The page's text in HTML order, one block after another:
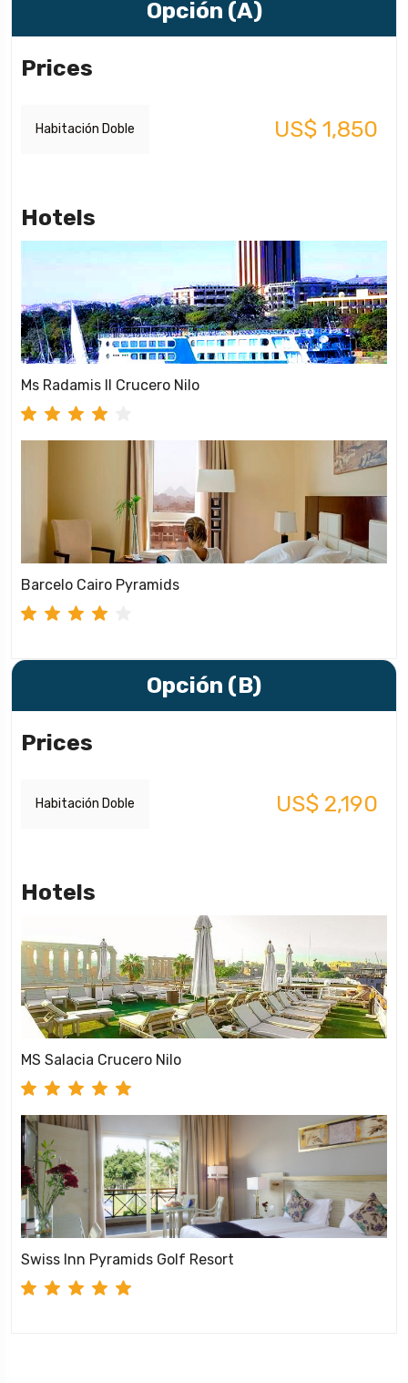
Opción (A)
Prices
Habitación Doble US$ 1,850
Hotels
Ms Radamis II Crucero Nilo
Barcelo Cairo Pyramids
Opción (B)
Prices
Habitación Doble US$ 2,190
Hotels
MS Salacia Crucero Nilo
Swiss Inn Pyramids Golf Resort